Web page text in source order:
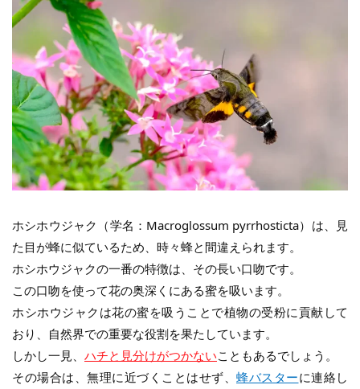
ホシホウジャク（学名：Macroglossum pyrrhosticta）は、見
た目が蜂に似ているため、時々蜂と間違えられます。
ホシホウジャクの一番の特徴は、その長い口吻です。
この口吻を使って花の奥深くにある蜜を吸います。
ホシホウジャクは花の蜜を吸うことで植物の受粉に貢献して
おり、自然界での重要な役割を果たしています。
しかし一見、 ハチと見分けがつかないこともあるでしょう。
その場合は、無理に近づくことはせず、 蜂バスターに連絡し